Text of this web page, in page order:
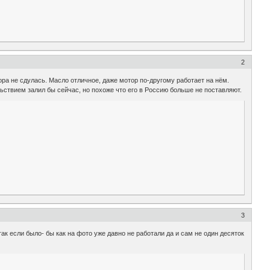
2
не сдулась. Масло отличное, даже мотор по-другому работает на нём.
залил бы сейчас, но похоже что его в Россию больше не поставляют.
3
если было- бы как на фото уже давно не работали да и сам не один десяток